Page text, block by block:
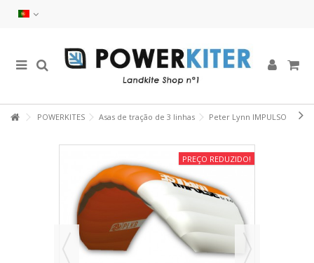
POWERKITES Asas de tração de 3 linhas Peter Lynn IMPULSO
PREÇO REDUZIDO!